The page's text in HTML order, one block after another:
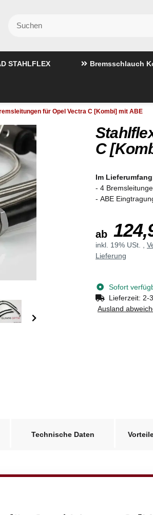
STAHLFLEX Bremsschlauch
für Opel Vectra C [Kombi] mit ABE
C
Im
- 4
- ABE
ab
inkl. 19% USt. ,
Lieferung
Sofort
Lieferzeit: 2-
Ausland
Technische Daten